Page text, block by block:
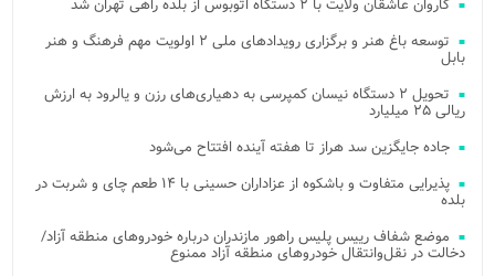
کاروان عاشقان ولایت با ۲ دستگاه اتوبوس از بلده راهی تهران شد
توسعه باغ هنر و برگزاری رویدادهای ملی ۲ اولویت مهم فرهنگ و هنر
بابل
تحویل ۲ دستگاه نیسان کمپرسی به دهیاری‌های رزن و یالرود به ارزش
ریالی ۲۵ میلیارد
جاده جایگزین سد هراز تا هفته آینده افتتاح می‌شود
پذیرایی متفاوت و باشکوه از عزاداران حسینی با ۱۴ طعم چای و شربت در
بلده
موضع شفاف رییس پلیس راهور مازندران درباره خودروهای منطقه آزاد/
دخالت در نقل‌وانتقال خودروهای منطقه آزاد ممنوع